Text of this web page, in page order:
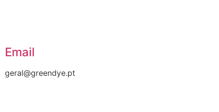
Email
geral@greendye.pt